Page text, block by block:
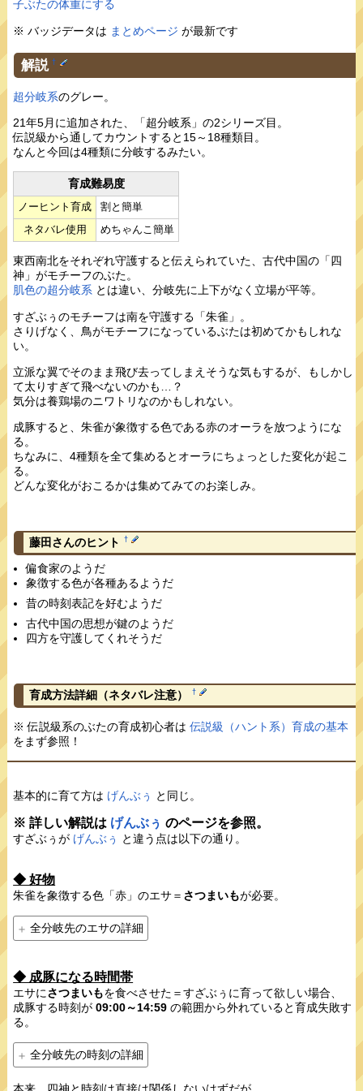
子ぶたの体重にする
※ バッジデータは まとめページ が最新です
解説 †
超分岐系のグレー。
21年5月に追加された、「超分岐系」の2シリーズ目。
伝説級から通してカウントすると15～18種類目。
なんと今回は4種類に分岐するみたい。
育成難易度
ノーヒント育成
割と簡単
ネタバレ使用
めちゃんこ簡単
東西南北をそれぞれ守護すると伝えられていた、古代中国の「四
神」がモチーフのぶた。
肌色の超分岐系 とは違い、分岐先に上下がなく立場が平等。
すざぶぅのモチーフは南を守護する「朱雀」。
さりげなく、鳥がモチーフになっているぶたは初めてかもしれな
い。
立派な翼でそのまま飛び去ってしまえそうな気もするが、もしかし
て太りすぎて飛べないのかも…？
気分は養鶏場のニワトリなのかもしれない。
成豚すると、朱雀が象徴する色である赤のオーラを放つようにな
る。
ちなみに、4種類を全て集めるとオーラにちょっとした変化が起こ
る。
どんな変化がおこるかは集めてみてのお楽しみ。
藤田さんのヒント †
偏食家のようだ
象徴する色が各種あるようだ
昔の時刻表記を好むようだ
古代中国の思想が鍵のようだ
四方を守護してくれそうだ
育成方法詳細 （ネタバレ注意） †
※ 伝説級系のぶたの育成初心者は伝説級（ハント系）育成の基本
をまず参照！
基本的に育て方は げんぶぅ と同じ。
※ 詳しい解説は げんぶぅ のページを参照。
すざぶぅが げんぶぅ と違う点は以下の通り。
◆ 好物
朱雀を象徴する色「赤」のエサ＝ さつまいもが必要。
全分岐先のエサの詳細
◆ 成豚になる時間帯
エサにさつまいもを食べさせた＝すざぶぅに育って欲しい場合、
成豚する時刻が09:00～14:59 の範囲から外れていると育成失敗す
る。
全分岐先の時刻の詳細
本来、四神と時刻は直接は関係しないはずだが、